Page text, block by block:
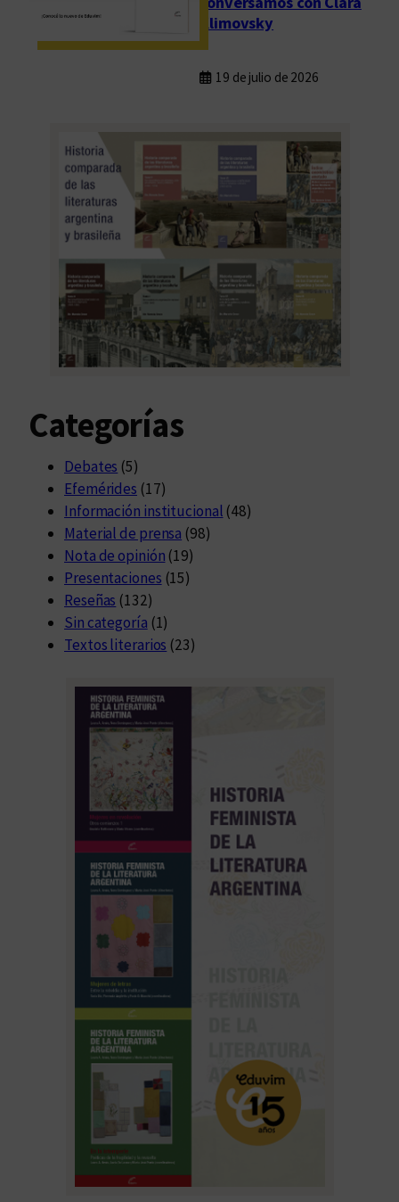
Klimovsky
19 de julio de 2026
Categorías
Debates (5)
Efemérides (17)
Información institucional (48)
Material de prensa (98)
Nota de opinión (19)
Presentaciones (15)
Reseñas (132)
Sin categoría (1)
Textos literarios (23)